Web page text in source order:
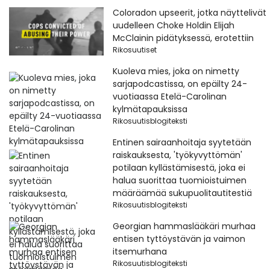
Coloradon upseerit, jotka näyttelivät
uudelleen Choke Holdin Elijah
McClainin pidätyksessä, erotettiin
Rikosuutiset
Kuoleva mies, joka on nimetty
sarjapodcastissa, on epäilty 24-
vuotiaassa Etelä-Carolinan
kylmätapauksissa
Rikosuutisblogiteksti
Entinen sairaanhoitaja syytetään
raiskauksesta, 'työkyvyttömän'
potilaan kyllästämisestä, joka ei
halua suorittaa tuomioistuimen
määräämää sukupuolitautitestiä
Rikosuutisblogiteksti
Georgian hammaslääkäri murhaa
entisen tyttöystävän ja vaimon
itsemurhana
Rikosuutisblogiteksti